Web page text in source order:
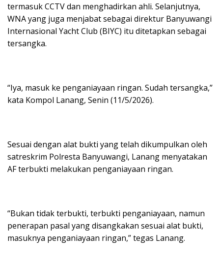
termasuk CCTV dan menghadirkan ahli. Selanjutnya,
WNA yang juga menjabat sebagai direktur Banyuwangi
Internasional Yacht Club (BIYC) itu ditetapkan sebagai
tersangka.
“Iya, masuk ke penganiayaan ringan. Sudah tersangka,”
kata Kompol Lanang, Senin (11/5/2026).
Sesuai dengan alat bukti yang telah dikumpulkan oleh
satreskrim Polresta Banyuwangi, Lanang menyatakan
AF terbukti melakukan penganiayaan ringan.
“Bukan tidak terbukti, terbukti penganiayaan, namun
penerapan pasal yang disangkakan sesuai alat bukti,
masuknya penganiayaan ringan,” tegas Lanang.